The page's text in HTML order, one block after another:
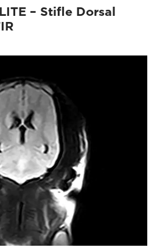
– Stifle Dorsal